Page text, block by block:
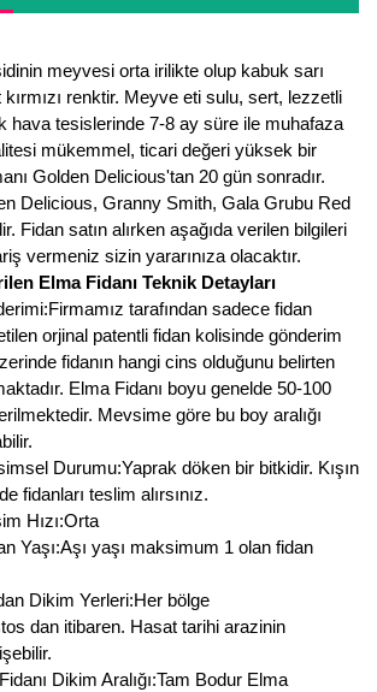
meyvesi orta irilikte olup kabuk sarı
renktir. Meyve eti sulu, sert, lezzetli
hava tesislerinde 7-8 ay süre ile muhafaza
mükemmel, ticari değeri yüksek bir
Golden Delicious'tan 20 gün sonradır.
Delicious, Granny Smith, Gala Grubu Red
Fidan satın alırken aşağıda verilen bilgileri
vermeniz sizin yararınıza olacaktır.
Elma Fidanı Teknik Detayları
tarafından sadece fidan
orjinal patentli fidan kolisinde gönderim
fidanın hangi cins olduğunu belirten
Elma Fidanı boyu genelde 50-100
Mevsime göre bu boy aralığı
Durumu:Yaprak döken bir bitkidir. Kışın
fidanları teslim alırsınız.
Hızı:Orta
Yaşı:Aşı yaşı maksimum 1 olan fidan
Dikim Yerleri:Her bölge
dan itibaren. Hasat tarihi arazinin
Dikim Aralığı:Tam Bodur Elma